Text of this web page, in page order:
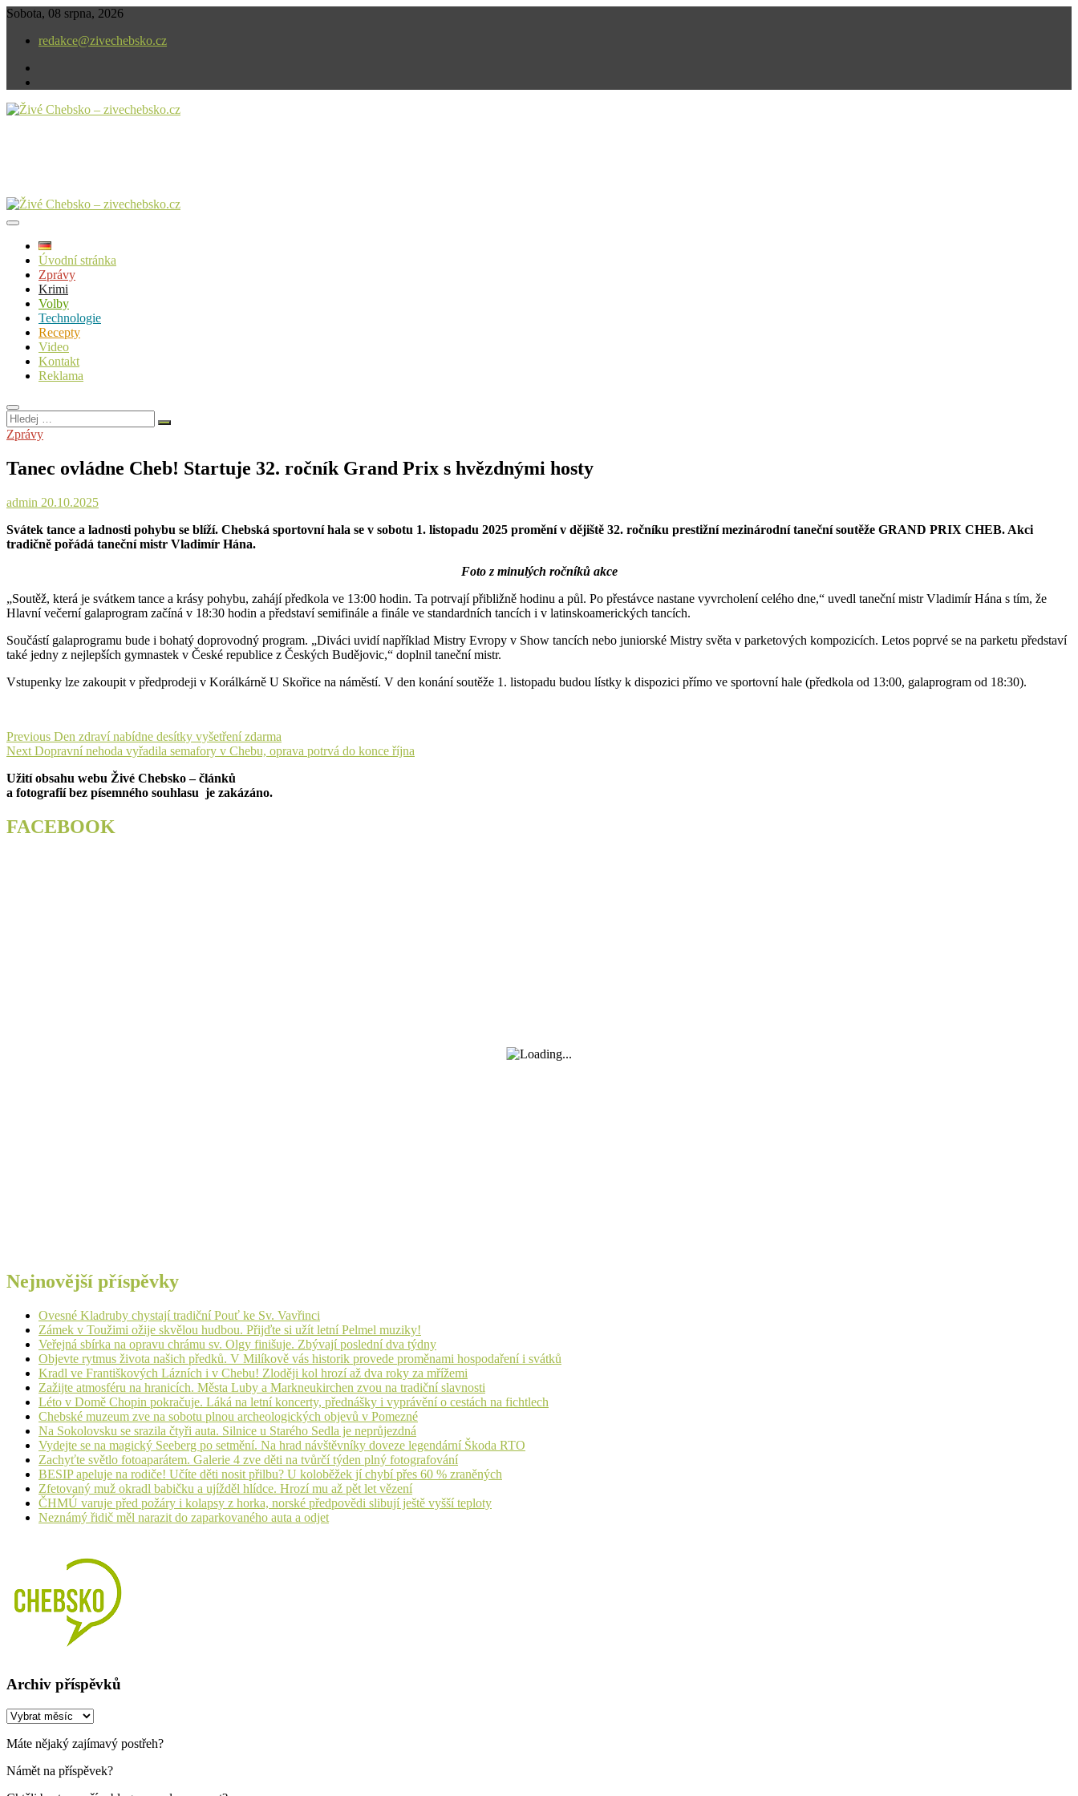
Skip
content
Sobota, 08 srpna, 2026
redakce@zivechebsko.cz
Úvodní stránka
Zprávy
Krimi
Volby
Technologie
Recepty
Video
Kontakt
Reklama
Hledej
…
Zprávy
Tanec ovládne Cheb! Startuje 32. ročník Grand Prix s hvězdnými hosty
admin 20.10.2025
Svátek tance a ladnosti pohybu se blíží. Chebská sportovní hala se v sobotu 1. listopadu 2025 promění v dějiště 32. ročníku prestižní mezinárodní taneční soutěže GRAND PRIX CHEB. Akci
tradičně pořádá taneční mistr Vladimír Hána.
Foto z minulých ročníků akce
„Soutěž, která je svátkem tance a krásy pohybu, zahájí předkola ve 13:00 hodin. Ta potrvají přibližně hodinu a půl. Po přestávce nastane vyvrcholení celého dne,“ uvedl taneční mistr Vladimír Hána s tím, že
Hlavní večerní galaprogram začíná v 18:30 hodin a představí semifinále a finále ve standardních tancích i v latinskoamerických tancích.
Součástí galaprogramu bude i bohatý doprovodný program. „Diváci uvidí například Mistry Evropy v Show tancích nebo juniorské Mistry světa v parketových kompozicích. Letos poprvé se na parketu představí
také jedny z nejlepších gymnastek v České republice z Českých Budějovic,“ doplnil taneční mistr.
Vstupenky lze zakoupit v předprodeji v Korálkárně U Skořice na náměstí. V den konání soutěže 1. listopadu budou lístky k dispozici přímo ve sportovní hale (předkola od 13:00, galaprogram od 18:30).
Navigace
pro
příspěvek
Previous Previous
post:
Den zdraví nabídne desítky vyšetření zdarma
Next Next
Dopravní nehoda vyřadila semafory v Chebu, oprava potrvá do konce října
Užití obsahu webu Živé Chebsko – článků
a fotografií bez písemného souhlasu je zakázáno.
FACEBOOK
Nejnovější příspěvky
Ovesné Kladruby chystají tradiční Pouť ke Sv. Vavřinci
Zámek v Toužimi ožije skvělou hudbou. Přijďte si užít letní Pelmel muziky!
Veřejná sbírka na opravu chrámu sv. Olgy finišuje. Zbývají poslední dva týdny
Objevte rytmus života našich předků. V Milíkově vás historik provede proměnami hospodaření i svátků
Kradl ve Františkových Lázních i v Chebu! Zloději kol hrozí až dva roky za mřížemi
Zažijte atmosféru na hranicích. Města Luby a Markneukirchen zvou na tradiční slavnosti
Léto v Domě Chopin pokračuje. Láká na letní koncerty, přednášky i vyprávění o cestách na fichtlech
Chebské muzeum zve na sobotu plnou archeologických objevů v Pomezné
Na Sokolovsku se srazila čtyři auta. Silnice u Starého Sedla je neprůjezdná
Vydejte se na magický Seeberg po setmění. Na hrad návštěvníky doveze legendární Škoda RTO
Zachyťte světlo fotoaparátem. Galerie 4 zve děti na tvůrčí týden plný fotografování
BESIP apeluje na rodiče! Učíte děti nosit přilbu? U koloběžek jí chybí přes 60 % zraněných
Zfetovaný muž okradl babičku a ujížděl hlídce. Hrozí mu až pět let vězení
ČHMÚ varuje před požáry i kolapsy z horka, norské předpovědi slibují ještě vyšší teploty
Neznámý řidič měl narazit do zaparkovaného auta a odjet
Archiv příspěvků
Archiv
Máte nějaký zajímavý postřeh?
Námět na příspěvek?